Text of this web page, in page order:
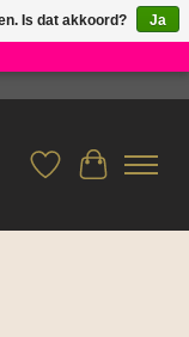
×
Verlanglijst
Is dat akkoord?
Ja